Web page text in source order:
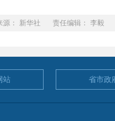
源： 新华社 责任编辑： 李毅
站 省市政